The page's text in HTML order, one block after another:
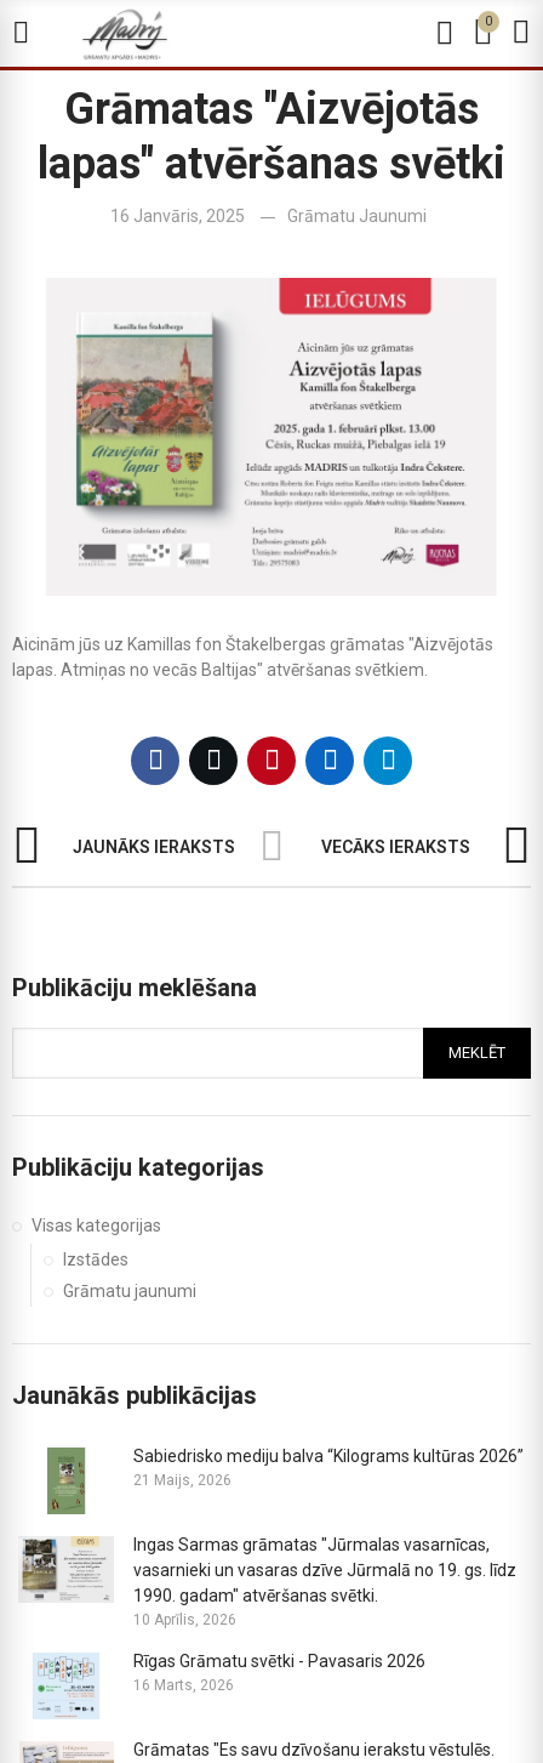
0
Grāmatas "Aizvējotās
lapas" atvēršanas svētki
16 Janvāris, 2025 Grāmatu Jaunumi
Aicinām jūs uz Kamillas fon Štakelbergas grāmatas "Aizvējotās
lapas. Atmiņas no vecās Baltijas" atvēršanas svētkiem.
JAUNĀKS IERAKSTS VECĀKS IERAKSTS
Publikāciju meklēšana
MEKLĒT
Publikāciju kategorijas
Visas kategorijas
Izstādes
Grāmatu jaunumi
Jaunākās publikācijas
Sabiedrisko mediju balva “Kilograms kultūras 2026”
21 Maijs, 2026
Ingas Sarmas grāmatas "Jūrmalas vasarnīcas,
vasarnieki un vasaras dzīve Jūrmalā no 19. gs. līdz
1990. gadam" atvēršanas svētki.
10 Aprīlis, 2026
Rīgas Grāmatu svētki - Pavasaris 2026
16 Marts, 2026
Grāmatas "Es savu dzīvošanu ierakstu vēstulēs.